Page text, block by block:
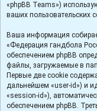
«phpBB Teams»)
ваших пользовательских
Ваша информация
«Федерация гандбола
обеспечением phpBB
файлы, загружаемые в
Первые две cookie
дальнейшем «user-id») и
«session-id»),
обеспечением phpBB.